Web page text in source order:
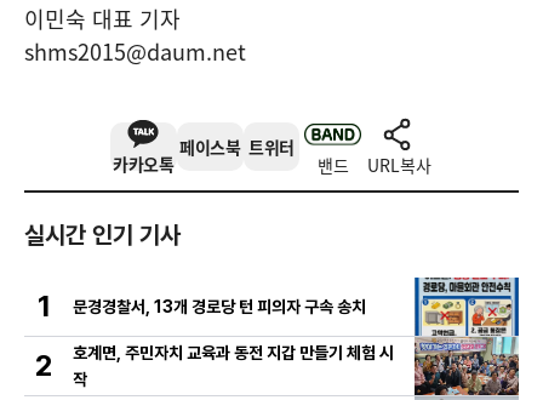
이민숙 대표 기자
shms2015@daum.net
카카오톡
페이스북 트위터
밴드 URL복사
실시간 인기 기사
1 문경경찰서, 13개 경로당 턴 피의자 구속 송치
2
호계면, 주민자치 교육과 동전 지갑 만들기 체험 시
작